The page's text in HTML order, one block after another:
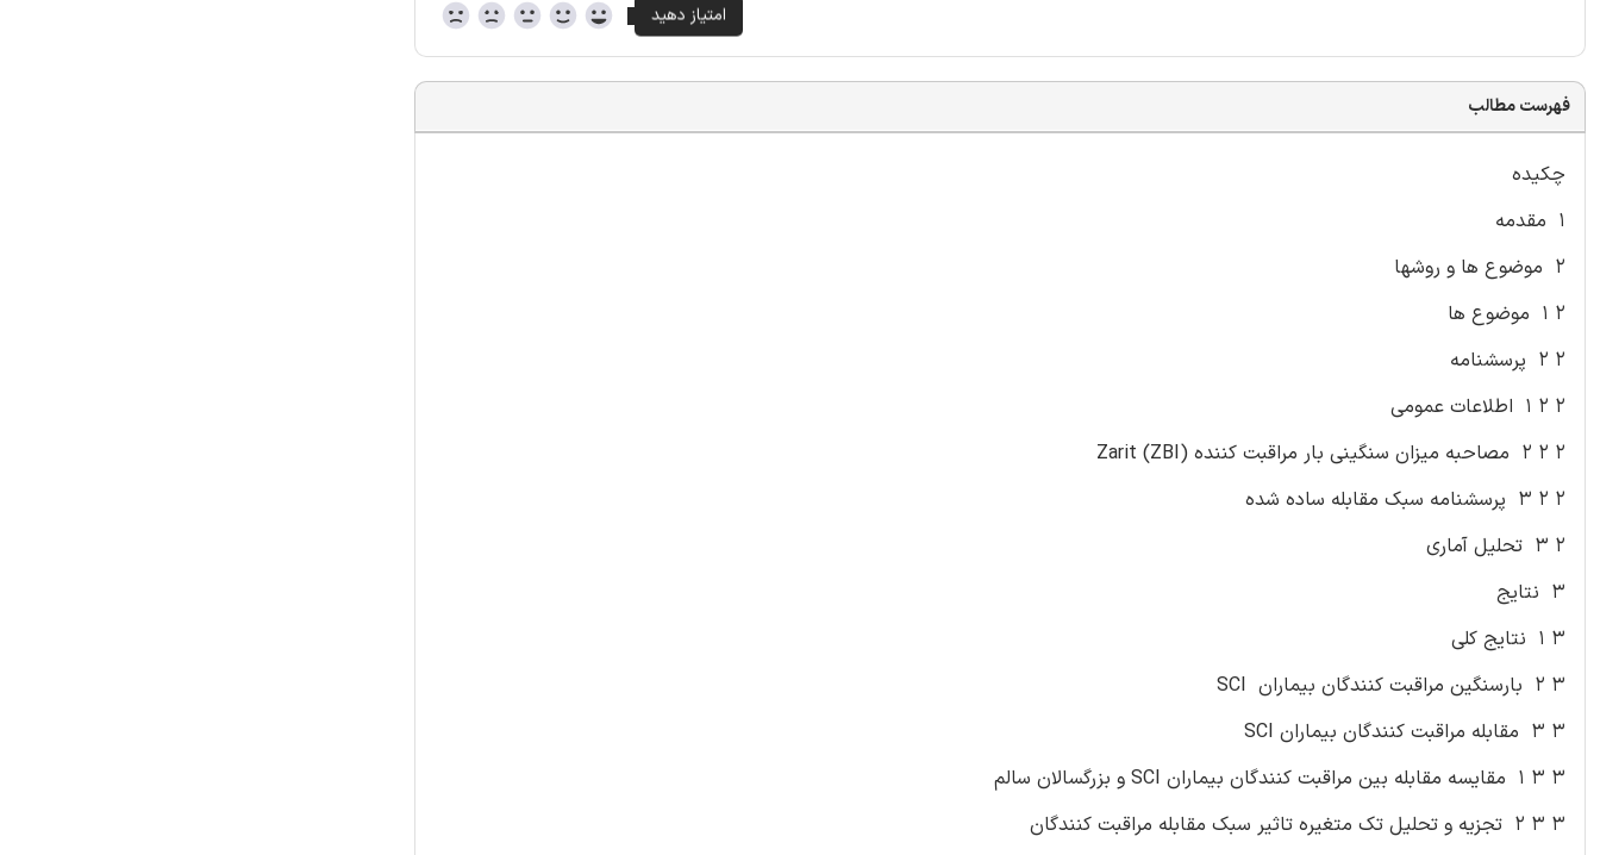
فهرست مطالب
چکیده
۱ مقدمه
۲ موضوع ها و روشها
۲ ۱ موضوع ها
۲ ۲ پرسشنامه
۲ ۲ ۱ اطلاعات عمومی
۲ ۲ ۲ مصاحبه میزان سنگینی بار مراقبت کننده Zarit (ZBI)
۲ ۲ ۳ پرسشنامه سبک مقابله ساده شده
۲ ۳ تحلیل آماری
۳ نتایج
۳ ۱ نتایج کلی
۳ ۲ بارسنگین مراقبت کنندگان بیماران SCI
۳ ۳ مقابله مراقبت کنندگان بیماران SCI
۳ ۳ ۱ مقایسه مقابله بین مراقبت کنندگان بیماران SCI و بزرگسالان سالم
۳ ۳ ۲ تجزیه و تحلیل تک متغیره تاثیر سبک مقابله مراقبت کنندگان